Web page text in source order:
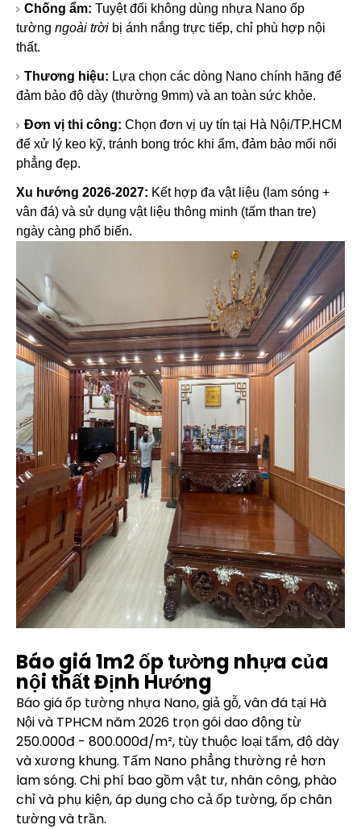
Chống ẩm: Tuyệt đối không dùng nhựa Nano ốp
tường ngoài trời bị ánh nắng trực tiếp, chỉ phù hợp nội
thất.
Thương hiệu: Lựa chọn các dòng Nano chính hãng để
đảm bảo độ dày (thường 9mm) và an toàn sức khỏe.
Đơn vị thi công: Chọn đơn vị uy tín tại Hà Nội/TP.HCM
để xử lý keo kỹ, tránh bong tróc khi ẩm, đảm bảo mối nối
phẳng đẹp.
Xu hướng 2026-2027: Kết hợp đa vật liệu (lam sóng +
vân đá) và sử dụng vật liệu thông minh (tấm than tre)
ngày càng phổ biến.
Báo giá 1m2 ốp tường nhựa của
nội thất Định Hướng
Báo giá ốp tường nhựa Nano, giả gỗ, vân đá tại Hà
Nội và TPHCM năm 2026 trọn gói dao động từ
250.000đ - 800.000đ/m², tùy thuộc loại tấm, độ dày
và xương khung. Tấm Nano phẳng thường rẻ hơn
lam sóng. Chi phí bao gồm vật tư, nhân công, phào
chỉ và phụ kiện, áp dụng cho cả ốp tường, ốp chân
tường và trần.